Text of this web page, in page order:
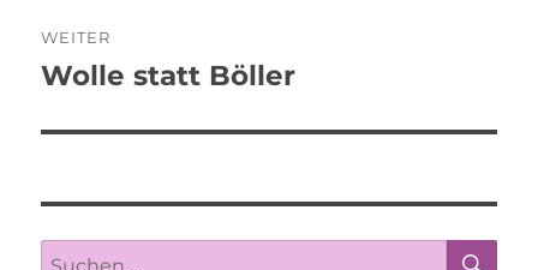
WEITER
Nächster
Wolle statt Böller
Suche